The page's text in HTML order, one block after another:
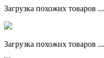
Загрузка похожих товаров ...
Загрузка похожих товаров ...